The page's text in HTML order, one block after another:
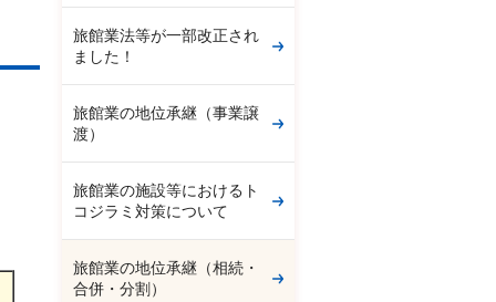
旅館業法等が一部改正され
ました！
旅館業の地位承継（事業譲
渡）
旅館業の施設等におけるト
コジラミ対策について
旅館業の地位承継（相続・
合併・分割）